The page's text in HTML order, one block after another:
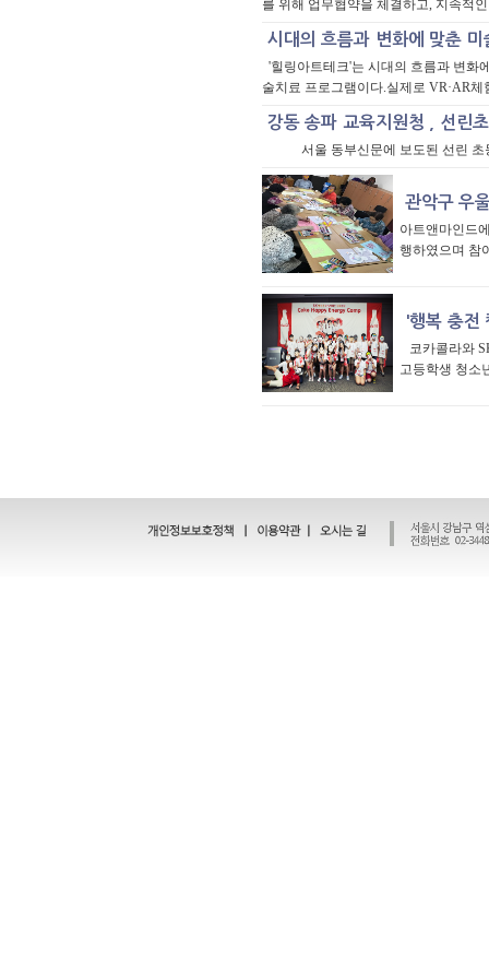
를 위해 업무협약을 체결하고, 지속적
'힐링아트테크'는 시대의 흐름과 변화
술치료 프로그램이다.실제로 VR·AR
서울 동부신문에 보도된 선린 초
아트앤마인드
행하였으며 참
코카콜라와
고등학생 청소